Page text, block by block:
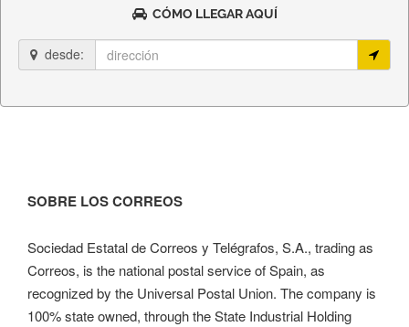
CÓMO LLEGAR AQUÍ
desde:
SOBRE LOS CORREOS
Sociedad Estatal de Correos y Telégrafos, S.A., trading as
Correos, is the national postal service of Spain, as
recognized by the Universal Postal Union. The company is
100% state owned, through the State Industrial Holding